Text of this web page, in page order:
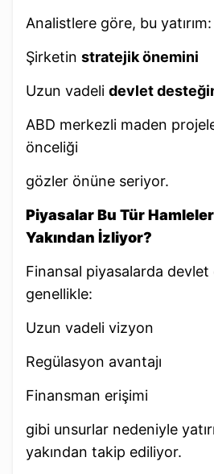
Analistlere göre, bu yatırım:
Şirketin stratejik önemini
Uzun vadeli devlet
ABD merkezli maden
önceliği
gözler önüne seriyor.
Piyasalar Bu Tür
Yakından İzliyor?
Finansal piyasalarda devlet
genellikle:
Uzun vadeli vizyon
Regülasyon avantajı
Finansman erişimi
gibi unsurlar nedeniyle
yakından takip ediliyor.